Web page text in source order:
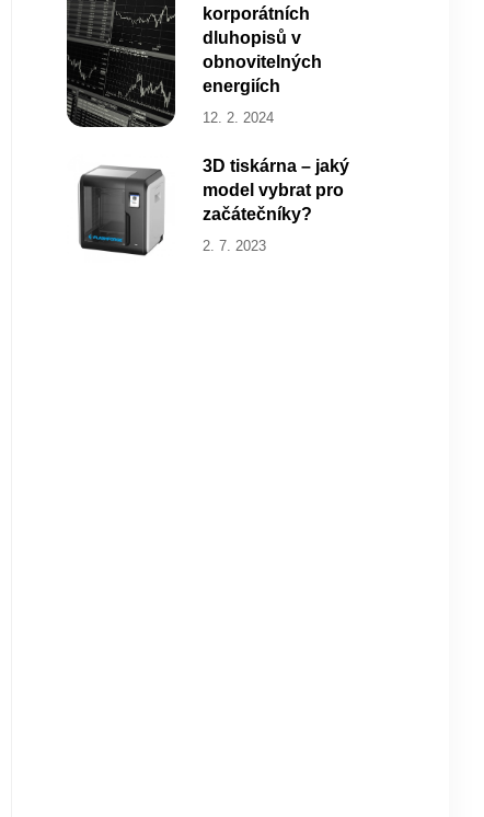
korporátních
dluhopisů v
obnovitelných
energiích
12. 2. 2024
3D tiskárna – jaký
model vybrat pro
začátečníky?
2. 7. 2023